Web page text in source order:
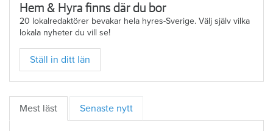
Hem & Hyra finns där du bor
20 lokalredaktörer bevakar hela hyres-Sverige. Välj själv vilka
lokala nyheter du vill se!
Ställ in ditt län
Mest läst Senaste nytt